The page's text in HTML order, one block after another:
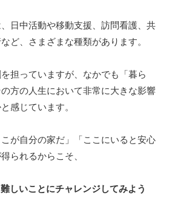
日中活動や移動支援、訪問看護、共
ど、さまざまな種類があります。
担っていますが、なかでも「暮ら
方の人生において非常に大きな影響
感じています。
が自分の家だ」「ここにいると安心
られるからこそ、
しいことにチャレンジしてみよう